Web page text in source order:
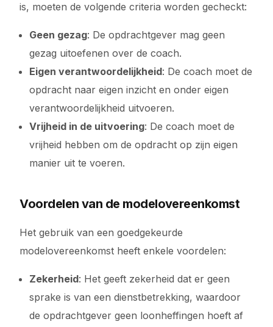
is, moeten de volgende criteria worden gecheckt:
Geen gezag: De opdrachtgever mag geen
gezag uitoefenen over de coach.
Eigen verantwoordelijkheid: De coach moet de
opdracht naar eigen inzicht en onder eigen
verantwoordelijkheid uitvoeren.
Vrijheid in de uitvoering: De coach moet de
vrijheid hebben om de opdracht op zijn eigen
manier uit te voeren.
Voordelen van de modelovereenkomst
Het gebruik van een goedgekeurde
modelovereenkomst heeft enkele voordelen:
Zekerheid: Het geeft zekerheid dat er geen
sprake is van een dienstbetrekking, waardoor
de opdrachtgever geen loonheffingen hoeft af